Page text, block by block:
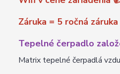
Záruka = 5 ročná záruka
Tepelné čerpadlo
Matrix tepelné čerpadlá